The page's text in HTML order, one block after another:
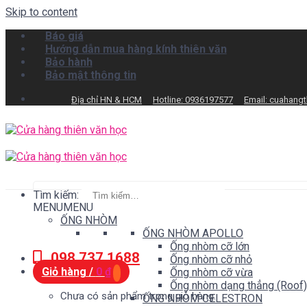
Skip to content
Báo giá
Hướng dẫn mua hàng kính thiên văn
Bảo hành
Bảo mật thông tin
Địa chỉ HN & HCM Hotline: 0936197577 Email:
Tìm kiếm:
098.737.1688
Giỏ hàng / 0 ₫
Chưa có sản phẩm trong giỏ hàng.
MENUMENU
ỐNG NHÒM
ỐNG NHÒM APOLLO
Ống nhòm cỡ lớn
Ống nhòm cỡ nhỏ
Ống nhòm cỡ vừa
Ống nhòm dạng thẳng (Roof)
ỐNG NHÒM CELESTRON